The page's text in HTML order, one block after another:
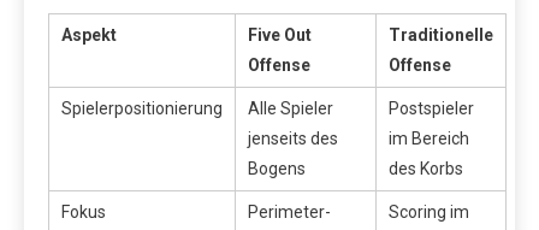
Aspekt
Five Out
Offense
Traditionelle
Offense
Spielerpositionierung
Alle Spieler
jenseits des
Bogens
Postspieler
im Bereich
des Korbs
Fokus
Perimeter-
Scoring im